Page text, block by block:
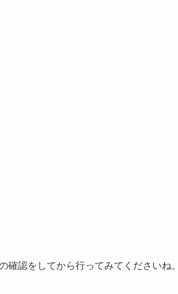
認をしてから行ってみてくださいね。